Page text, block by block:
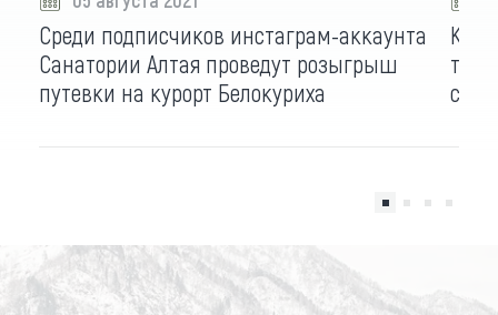
Среди подписчиков инстаграм-аккаунта
Санатории Алтая проведут розыгрыш
путевки на курорт Белокуриха